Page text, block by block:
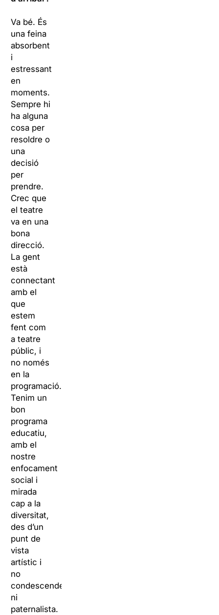
Va bé. És
una feina
absorbent
i
estressant
en
moments.
Sempre hi
ha alguna
cosa per
resoldre o
una
decisió
per
prendre.
Crec que
el teatre
va en una
bona
direcció.
La gent
està
connectant
amb el
que
estem
fent com
a teatre
públic, i
no només
en la
programació.
Tenim un
bon
programa
educatiu,
amb el
nostre
enfocament
social i
mirada
cap a la
diversitat,
des d’un
punt de
vista
artístic i
no
condescendent
ni
paternalista.